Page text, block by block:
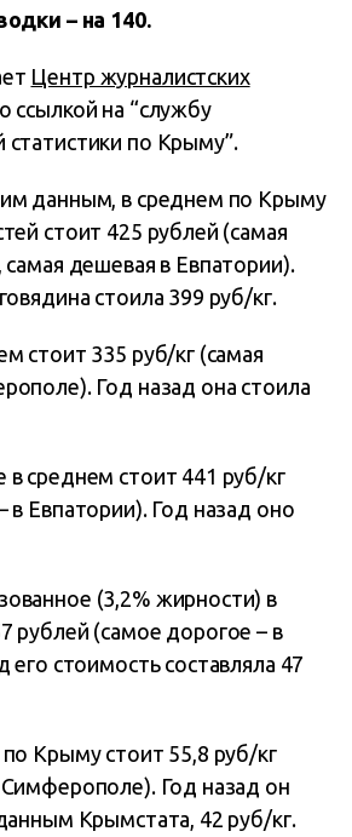
– на 140.
Центр журналистских
ссылкой на “службу
статистики по Крыму”.
данным, в среднем по Крыму
стоит 425 рублей (самая
самая дешевая в Евпатории).
стоила 399 руб/кг.
стоит 335 руб/кг (самая
Год назад она стоила
в среднем стоит 441 руб/кг
в Евпатории). Год назад оно
(3,2% жирности) в
рублей (самое дорогое – в
его стоимость составляла 47
Крыму стоит 55,8 руб/кг
Год назад он
Крымстата, 42 руб/кг.